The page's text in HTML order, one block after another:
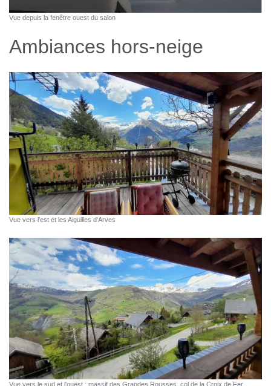
Vue depuis la fenêtre ouest du salon
Ambiances hors-neige
Vue vers l'est et les Aiguilles d'Arves
Vue vers le sud et l'ouest : massif des Grandes Rousses, col de la Croix de Fer,